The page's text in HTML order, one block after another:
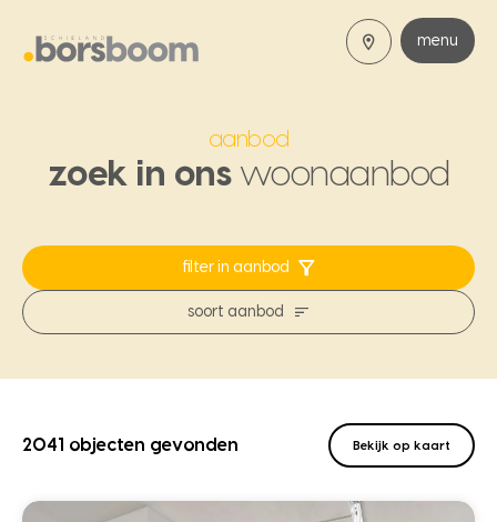
menu
aanbod
zoek in onswoonaanbod
filter in aanbod
soort aanbod
2041 objecten gevonden Bekijk op kaart